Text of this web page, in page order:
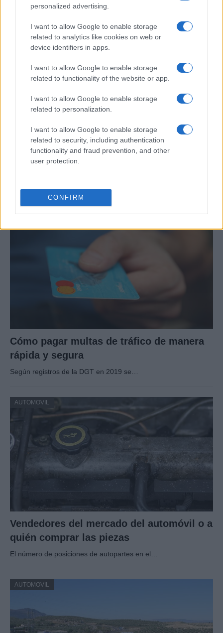
personalized advertising.
I want to allow Google to enable storage
related to analytics like cookies on web or
device identifiers in apps.
I want to allow Google to enable storage
related to functionality of the website or app.
I want to allow Google to enable storage
related to personalization.
I want to allow Google to enable storage
related to security, including authentication
functionality and fraud prevention, and other
user protection.
CONFIRM
Aprende a evaluar la calidad, seguridad y garantías…
AUTOMOVIL
Cupra Raval: un eléctrico compacto con
Prueba y análisis del Cupra Raval: compacto, producido…
Cómo pagar multas de tráfico de manera
rápida y segura
Según registros de la DGT en 2019 se…
AUTOMOVIL
Vendedores del mercado del automóvil o a
quién comprar las piezas
El número de posiciones de autopartes en el…
AUTOMOVIL